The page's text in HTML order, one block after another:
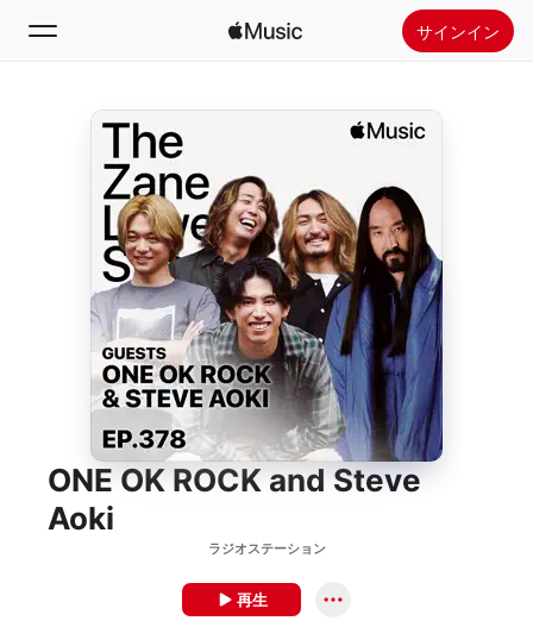
サインイン
ホーム
新着おすすめ
ラジオ
Apple Musicをインストール
ONE OK ROCK and Steve
Aoki
ラジオステーション
再生